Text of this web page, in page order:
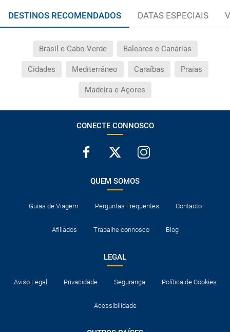
DESTINOS RECOMENDADOS DATAS ESPECIAIS
Brasil e Cabo Verde Baleares e Canárias
Cidades Mediterrâneo Caraíbas Praias
Madeira e Açores
CONECTE CONNOSCO
QUEM SOMOS
Guias de Viagem Perguntas Frequentes Contacto
Afiliados Trabalhe connosco Blog
LEGAL
Aviso Legal Privacidade Segurança Política de Cookies
Acessibilidade